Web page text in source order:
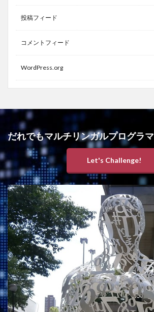
投稿フィード
コメントフィード
WordPress.org
だれでもマルチリンガルプログラマ
Let's Challenge!